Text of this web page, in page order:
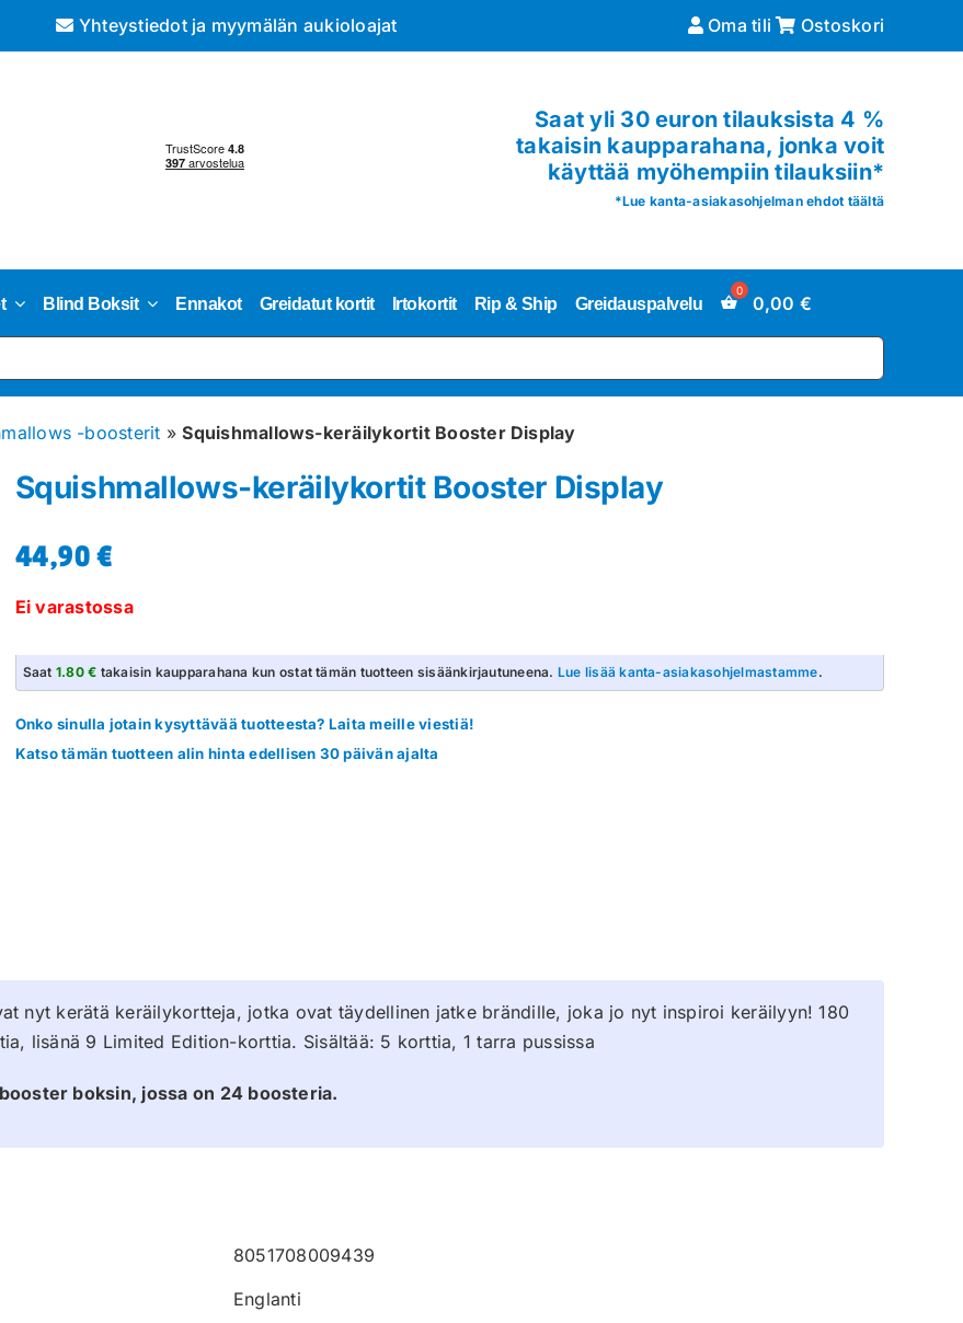
Yhteystiedot ja myymälän aukioloajat Oma tili Ostoskori
Saat yli 30 euron tilauksista 4 %
takaisin kaupparahana, jonka voit
käyttää myöhempiin tilauksiin*
*Lue kanta-asiakasohjelman ehdot täältä
Blind Boksit Ennakot Greidatut kortit Irtokortit Rip & Ship Greidauspalvelu 0,00 €
-boosterit »Squishmallows-keräilykortit Booster Display
Squishmallows-keräilykortit Booster Display
44,90€
Ei varastossa
Saat 1.80 € takaisin kaupparahana kun ostat tämän tuotteen sisäänkirjautuneena. Lue lisää kanta-asiakasohjelmastamme.
Onko sinulla jotain kysyttävää tuotteesta? Laita meille viestiä!
Katso tämän tuotteen alin hinta edellisen 30 päivän ajalta
nyt kerätä keräilykortteja, jotka ovat täydellinen jatke brändille, joka jo nyt inspiroi keräilyyn! 180
lisänä 9 Limited Edition-korttia. Sisältää: 5 korttia, 1 tarra pussissa
boksin, jossa on 24 boosteria.
8051708009439
Englanti